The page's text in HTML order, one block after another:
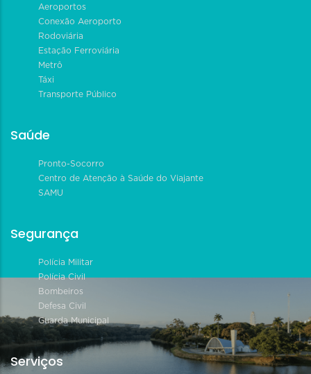
Aeroportos
Conexão Aeroporto
Rodoviária
Estação Ferroviária
Metrô
Táxi
Transporte Público
Saúde
Pronto-Socorro
Centro de Atenção à Saúde do Viajante
SAMU
Segurança
Polícia Militar
Polícia Civil
Bombeiros
Defesa Civil
Guarda Municipal
Serviços